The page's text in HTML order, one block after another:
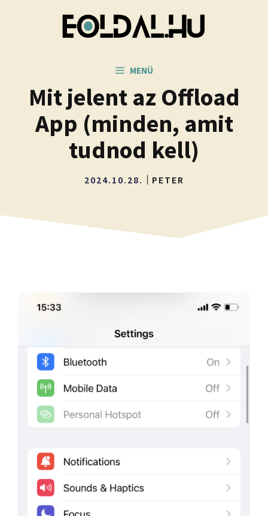
MENÜ
Mit jelent az Offload
App (minden, amit
tudnod kell)
2024.10.28. PETER